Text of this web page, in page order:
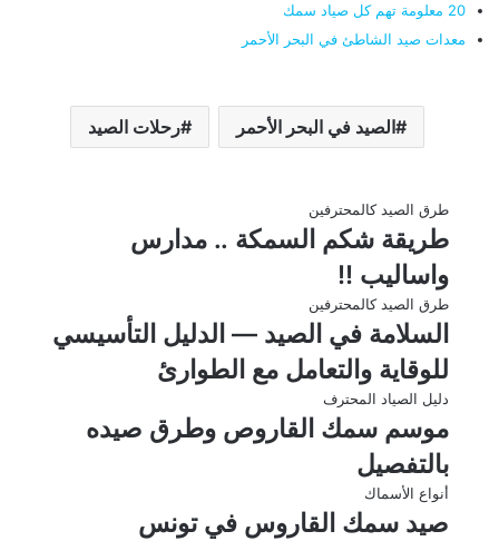
20 معلومة تهم كل صياد سمك
معدات صيد الشاطئ في البحر الأحمر
الصيد في البحر الأحمر رحلات الصيد
طرق الصيد كالمحترفين
طريقة شكم السمكة .. مدارس
واساليب !!
طرق الصيد كالمحترفين
السلامة في الصيد — الدليل التأسيسي
للوقاية والتعامل مع الطوارئ
دليل الصياد المحترف
موسم سمك القاروص وطرق صيده
بالتفصيل
أنواع الأسماك
صيد سمك القاروس في تونس